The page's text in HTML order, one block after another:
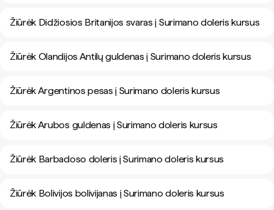
Žiūrėk Didžiosios Britanijos svaras į Surimano doleris kursus
Žiūrėk Olandijos Antilų guldenas į Surimano doleris kursus
Žiūrėk Argentinos pesas į Surimano doleris kursus
Žiūrėk Arubos guldenas į Surimano doleris kursus
Žiūrėk Barbadoso doleris į Surimano doleris kursus
Žiūrėk Bolivijos bolivijanas į Surimano doleris kursus